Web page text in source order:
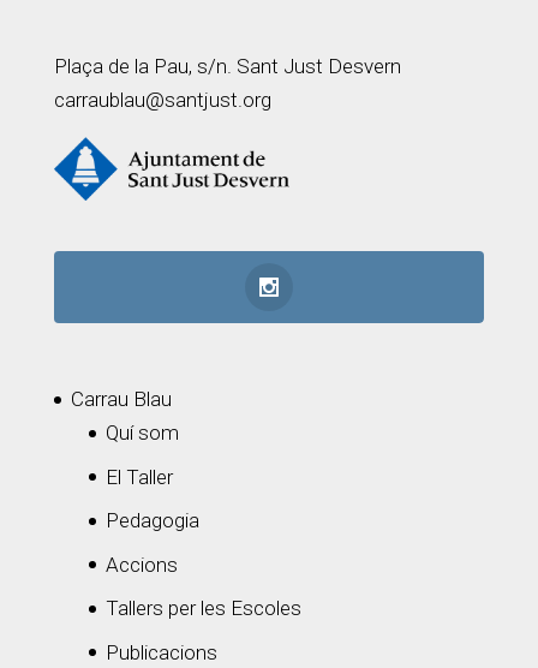
Plaça de la Pau, s/n. Sant Just Desvern
carraublau@santjust.org
Carrau Blau
Quí som
El Taller
Pedagogia
Accions
Tallers per les Escoles
Publicacions